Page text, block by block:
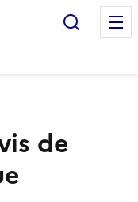
de